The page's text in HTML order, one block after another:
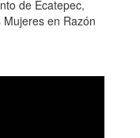
de Ecatepec,
en Razón